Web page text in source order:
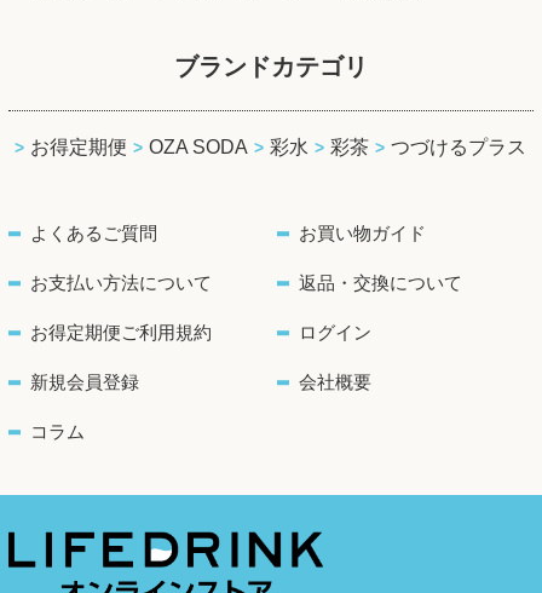
ブランドカテゴリ
お得定期便 OZA SODA 彩水 彩茶 つづけるプラス
よくあるご質問 お買い物ガイド
お支払い方法について 返品・交換について
お得定期便ご利用規約 ログイン
新規会員登録 会社概要
コラム